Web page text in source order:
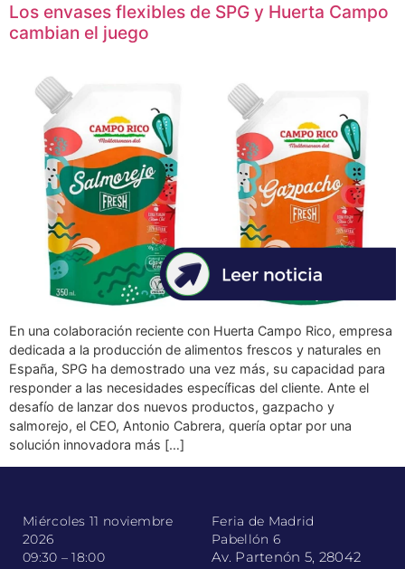
Los envases flexibles de SPG y Huerta Campo
cambian el juego
En una colaboración reciente con Huerta Campo Rico, empresa
dedicada a la producción de alimentos frescos y naturales en
España, SPG ha demostrado una vez más, su capacidad para
responder a las necesidades específicas del cliente. Ante el
desafío de lanzar dos nuevos productos, gazpacho y
salmorejo, el CEO, Antonio Cabrera, quería optar por una
solución innovadora más […]
Miércoles 11 noviembre
2026
09:30 – 18:00
Feria de Madrid
Pabellón 6
Av. Partenón 5, 28042